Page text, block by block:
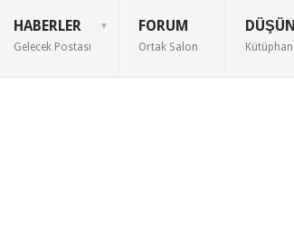
HABERLER
Gelecek Postası
FORUM
Ortak Salon